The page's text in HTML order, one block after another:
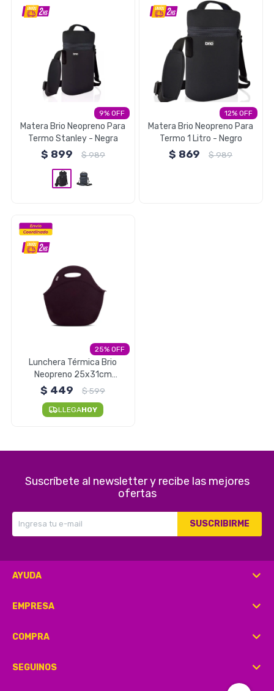
9
Matera Brio Neopreno Para
Termo Stanley - Negra
$ 899 $989
12
Matera Brio Neopreno Para
Termo 1 Litro - Negro
$ 869 $989
25
Lunchera Térmica Brio
Neopreno 25x31cm
Lanchera Original - Negro
$ 449 $599
LLEGAHOY
Suscríbete al newsletter y recibe las mejores
ofertas
SUSCRIBIRME
AYUDA
EMPRESA
COMPRA
SEGUINOS
Deportes y Tiempo Libre
Bebés y Niños
Herramientas
Papelería
Ropa y Accesorios
Seguridad
Limpieza Profesional